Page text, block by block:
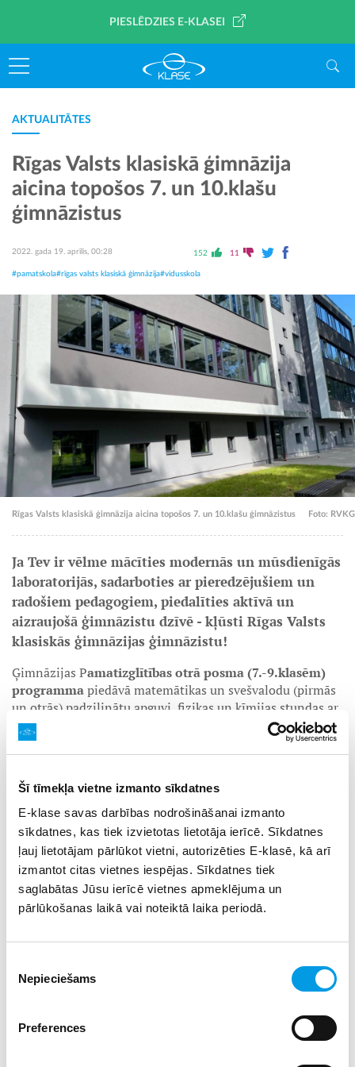
Šī tīmekļa vietne izmanto sīkdatnes
E-klase savas darbības nodrošināšanai izmanto
sīkdatnes, kas tiek izvietotas lietotāja ierīcē. Sīkdatnes
ļauj lietotājam pārlūkot vietni, autorizēties E-klasē, kā arī
izmantot citas vietnes iespējas. Sīkdatnes tiek
saglabātas Jūsu ierīcē vietnes apmeklējuma un
pārlūkošanas laikā vai noteiktā laika periodā.
izvēle
Nepieciešams
Preferences
PIESLĒDZIES E-KLASEI
AKTUALITĀTES
Rīgas Valsts klasiskā ģimnāzija
aicina topošos 7. un 10.klašu
ģimnāzistus
2022. gada 19. aprīlis, 00:28 152 11
#pamatskola#rīgas valsts klasiskā ģimnāzija#vidusskola
Rīgas Valsts klasiskā ģimnāzija aicina topošos 7. un 10.klašu ģimnāzistus Foto: RVKG
Ja Tev ir vēlme mācīties modernās un mūsdienīgās
laboratorijās, sadarboties ar pieredzējušiem un
radošiem pedagogiem, piedalīties aktīvā un
aizraujošā ģimnāzistu dzīvē - kļūsti Rīgas Valsts
klasiskās ģimnāzijas ģimnāzistu!
Ģimnāzijas Pamatizglītības otrā posma (7.-9.klasēm)
programmapiedāvā matemātikas un svešvalodu (pirmās
un otrās) padziļinātu apguvi, fizikas un ķīmijas stundas ar
eksperimentiem un projektu darbiem, sākot ar 7.klasi.
ĢimnāzijasVispārējās vidējās izglītības programmas
priekšmetu komplektos:
Ekonomika, starptautiskās attiecības un
politoloģija(padziļināti – Angļu valoda II, Vēsture II,
Sociālās zinātnes II);
Ekonomika un finanses(padziļināti – Angļu valoda
II, Matemātika II, Sociālās zinātnes II)
Mediji un producēšana(padziļināti – Angļu valoda
Vispārīgā medicīna(padziļināti – Angļu valoda II,
Medicīniskās tehnoloģijas
(padziļināti – Angļu
Datorzinātnes un informācijas tehnoloģijas
(padziļināti – Angļu valoda II, Matemātika II,